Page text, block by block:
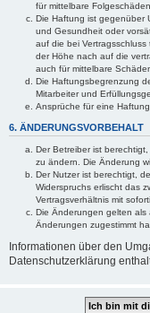
für mittelbare
Die Haftung ist gegenüber
und Gesundheit oder
auf die bei
der Höhe nach auf die
auch für mittelbare
Die Haftungsbegrenzung
Mitarbeiter und
Ansprüche für eine
6. ÄNDERUNGSVORBEHALT
Der Betreiber ist
zu ändern. Die Änderung
Der Nutzer ist berechtigt,
Widerspruchs erlischt das
Vertragsverhältnis mit
Die Änderungen gelten als
Änderungen zugestimmt
Informationen über den
Datenschutzerklärung